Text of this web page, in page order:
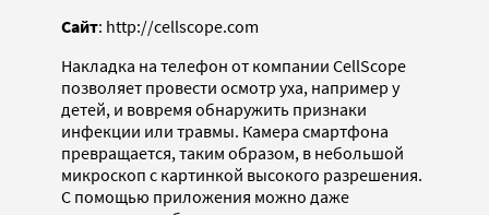
Сайт: http://cellscope.com
Накладка на телефон от компании CellScope
позволяет провести осмотр уха, например у
детей, и вовремя обнаружить признаки
инфекции или травмы. Камера смартфона
превращается, таким образом, в небольшой
микроскоп с картинкой высокого разрешения.
С помощью приложения можно даже